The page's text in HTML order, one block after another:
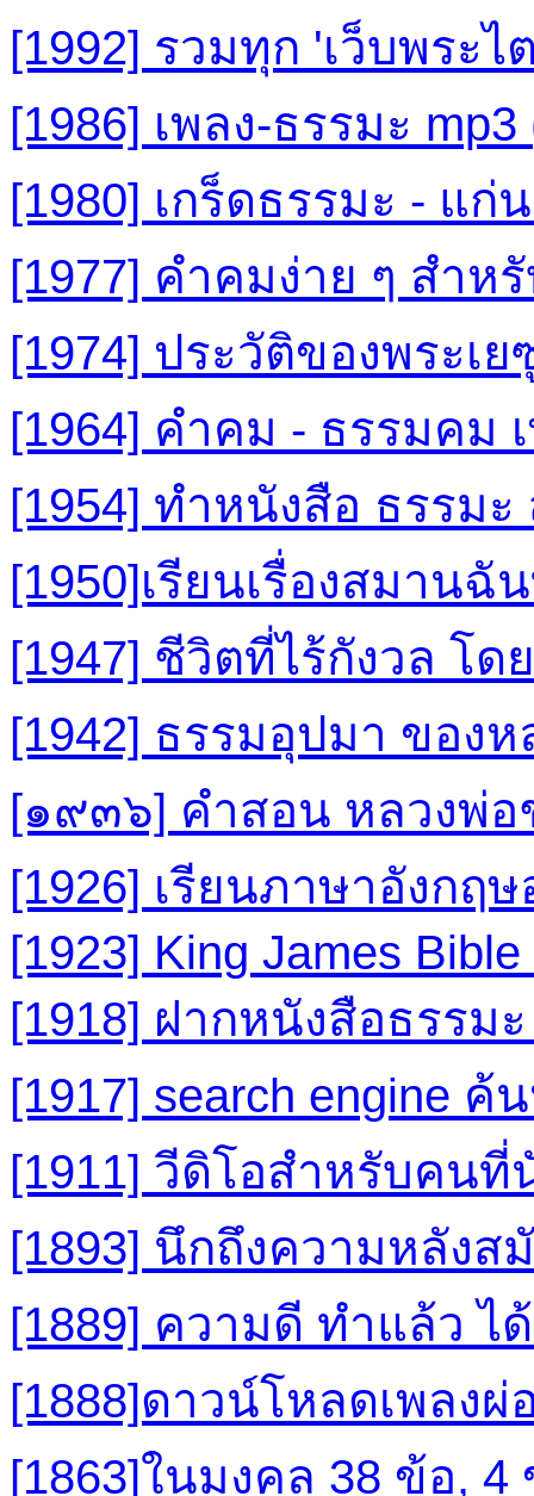
[1992] รวมทุก 'เว็บพระ
[1986] เพลง-ธรรมะ
[1980] เกร็ดธรรมะ - แก่
[1977] คำคมง่าย ๆ สำห
[1974] ประวัติของพระเ
[1964] คำคม - ธรรมคม
[1954] ทำหนังสือ ธรรมะ
[1950]เรียนเรื่องสมานฉั
[1947] ชีวิตที่ไร้กังวล โ
[1942] ธรรมอุปมา ของ
[๑๙๓๖] คำสอน หลวงพ่
[1926] เรียนภาษาอังกฤ
[1923] King James
[1918] ฝากหนังสือธรรม
[1917] search engine ค้
[1911] วีดิโอสำหรับคน
[1893] นึกถึงความหลัง
[1889] ความดี ทำแล้ว ไ
[1888]ดาวน์โหลดเพลง
[1863]ในมงคล 38 ข้อ,